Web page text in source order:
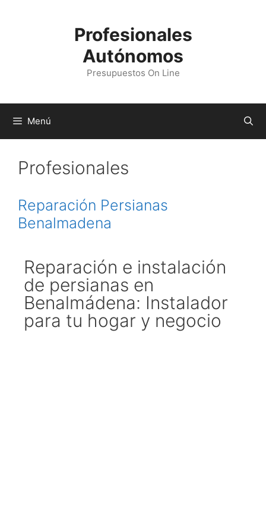
Profesionales
Autónomos
Presupuestos On Line
Menú
Profesionales
Reparación Persianas
Benalmadena
Reparación e instalación
de persianas en
Benalmádena: Instalador
para tu hogar y negocio